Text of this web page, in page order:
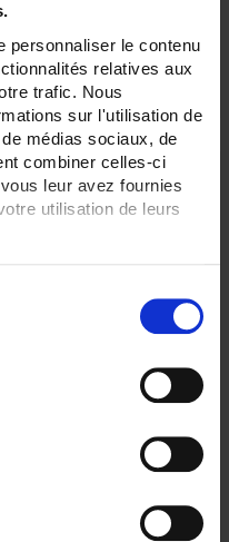
personnaliser le contenu
relatives aux
trafic. Nous
sur l'utilisation de
médias sociaux, de
combiner celles-ci
leur avez fournies
utilisation de leurs
range from 5 μΩ to 400 Ω